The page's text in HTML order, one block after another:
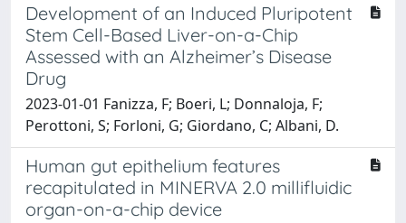
Development of an Induced Pluripotent
Stem Cell-Based Liver-on-a-Chip
Assessed with an Alzheimer’s Disease
Drug
2023-01-01 Fanizza, F; Boeri, L; Donnaloja, F;
Perottoni, S; Forloni, G; Giordano, C; Albani, D.
Human gut epithelium features
recapitulated in MINERVA 2.0 millifluidic
organ-on-a-chip device